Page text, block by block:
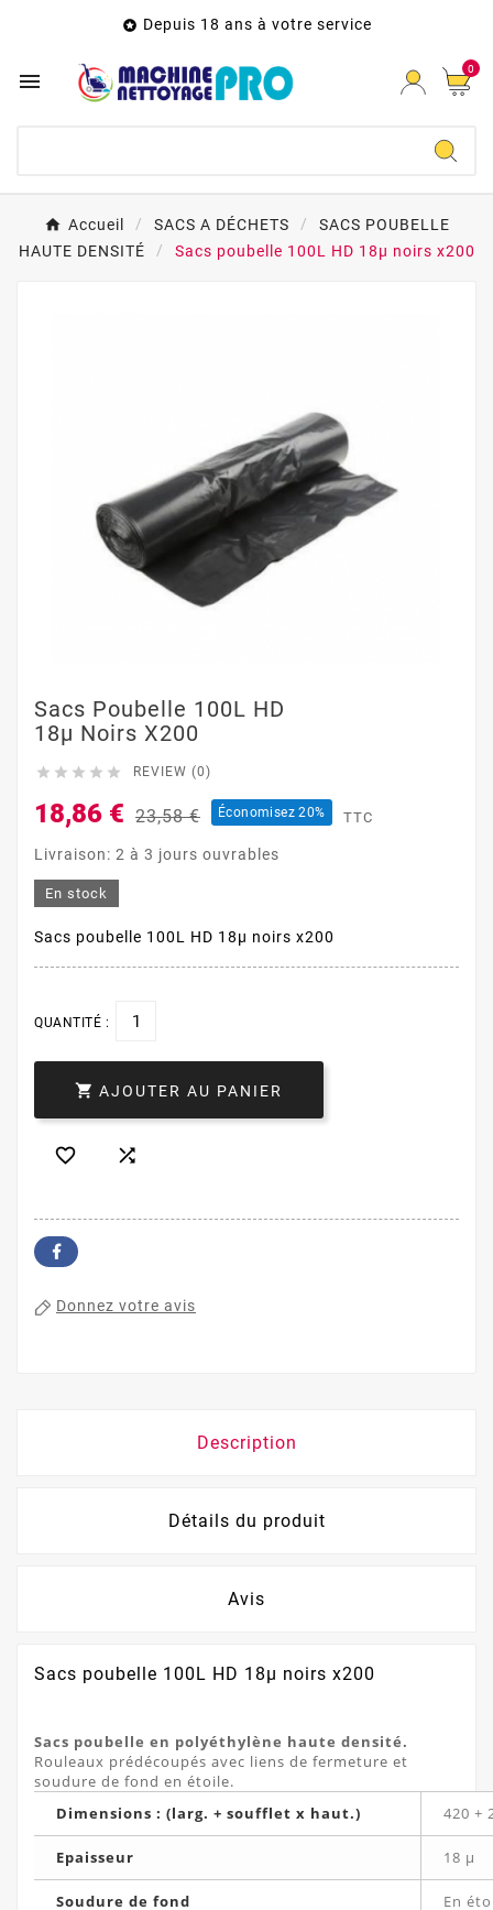
 Depuis 18 ans à votre service
 0
Accueil SACS A DÉCHETS
SACS POUBELLE
HAUTE DENSITÉ
Sacs poubelle 100L HD 18µ noirs x200
Sacs Poubelle 100L HD
18µ Noirs X200
     REVIEW (0)
18,86 € 23,58 € Économisez 20% TTC
Livraison: 2 à 3 jours ouvrables
En stock
Sacs poubelle 100L HD 18µ noirs x200
QUANTITÉ :
 AJOUTER AU PANIER
 
Donnez votre avis
Description
Détails du produit
Avis
Sacs poubelle 100L HD 18µ noirs x200
Sacs poubelle en polyéthylène haute densité.
Rouleaux prédécoupés avec liens de fermeture et
soudure de fond en étoile.
Dimensions : (larg. + soufflet x haut.)
420 +
Epaisseur 18 µ
Soudure de fond En